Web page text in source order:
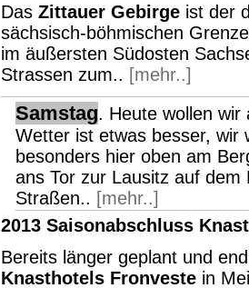
Das Zittauer Gebirgeist der
sächsisch-böhmischen
im äußersten Südosten
Strassen zum.. [mehr..]
Samstag. Heute wollen
Wetter ist etwas besser, wir
besonders hier oben am
ans Tor zur Lausitz auf
Straßen.. [mehr..]
2013 Saisonabschluss
Bereits länger geplant und
Knasthotels Fronvestein